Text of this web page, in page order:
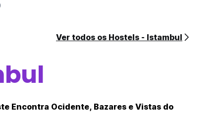
Ver todos os Hostels - Istambul
Encontra Ocidente, Bazares e Vistas do